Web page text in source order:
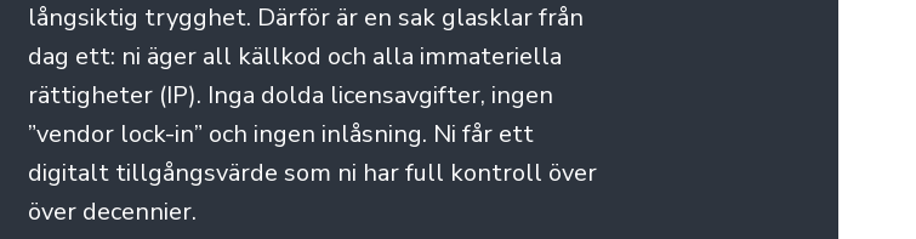
långsiktig trygghet. Därför är en sak glasklar från
dag ett: ni äger all källkod och alla immateriella
rättigheter (IP). Inga dolda licensavgifter, ingen
”vendor lock-in” och ingen inlåsning. Ni får ett
digitalt tillgångsvärde som ni har full kontroll över
över decennier.